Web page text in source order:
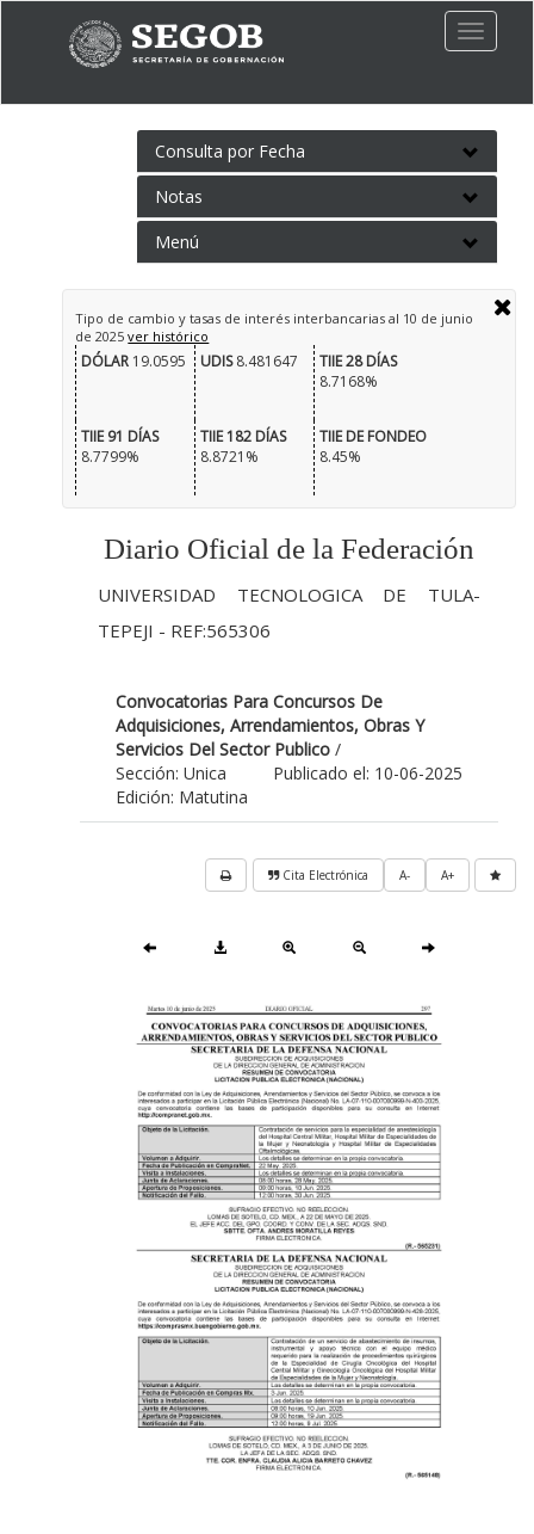
Toggle
Consulta por Fecha
Notas
Menú
Tipo de cambio y tasas de interés interbancarias al 10 de junio
de 2025ver histórico
DÓLAR19.0595 UDIS8.481647
TIIE 28 DÍAS
8.7168%
TIIE 91 DÍAS
8.7799%
TIIE 182 DÍAS
8.8721%
TIIE DE FONDEO
8.45%
Diario Oficial de la Federación
UNIVERSIDAD TECNOLOGICA DE TULA-
TEPEJI - REF:565306
Convocatorias Para Concursos De
Adquisiciones, Arrendamientos, Obras Y
Servicios Del Sector Publico /
Publicado el: 10-06-2025
Sección: Unica
Edición: Matutina
A+
A-
Cita Electrónica